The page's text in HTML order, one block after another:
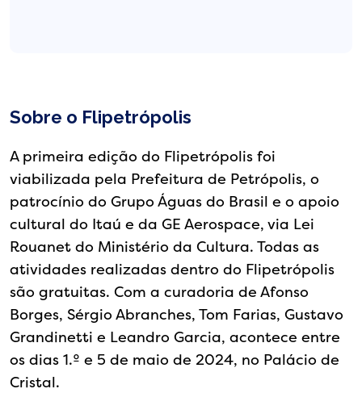
Sobre o Flipetrópolis
A primeira edição do Flipetrópolis foi
viabilizada pela Prefeitura de Petrópolis, o
patrocínio do Grupo Águas do Brasil e o apoio
cultural do Itaú e da GE Aerospace, via Lei
Rouanet do Ministério da Cultura. Todas as
atividades realizadas dentro do Flipetrópolis
são gratuitas. Com a curadoria de Afonso
Borges, Sérgio Abranches, Tom Farias, Gustavo
Grandinetti e Leandro Garcia, acontece entre
os dias 1.º e 5 de maio de 2024, no Palácio de
Cristal.